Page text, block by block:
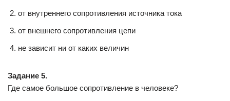
от внутреннего сопротивления источника тока
от внешнего сопротивления цепи
не зависит ни от каких величин
Задание 5.
Где самое большое сопротивление в человеке?